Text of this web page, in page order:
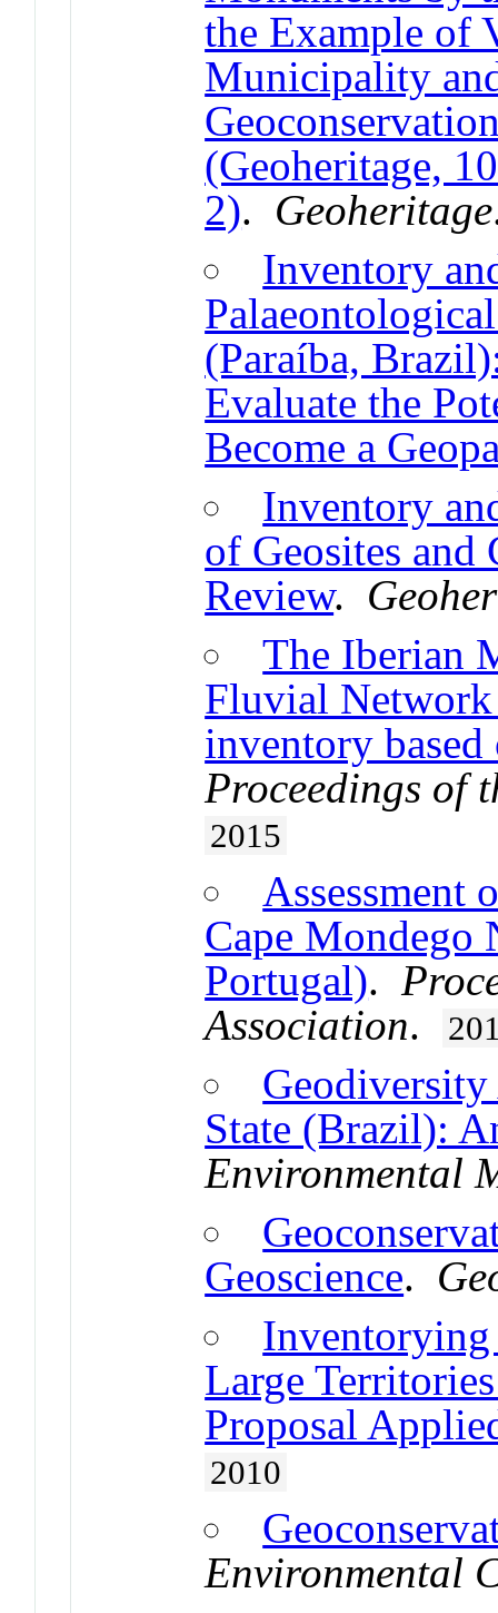
the Example of
Municipality
(Geoheritage,
2). Geoheritage
Inventory
(Paraíba,
Evaluate the
Become a
Inventory
of Geosites and
Review.
The Iberian
Fluvial
inventory
Proceedings of
2015
Assessment
Cape Mondego
Portugal).
Association.
Geodiversity
State (Brazil):
Environmental
Geoscience.
Large
Proposal
2010
Environmental